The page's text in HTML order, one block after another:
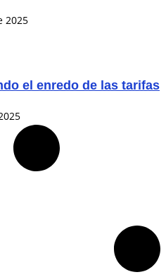
2025
el enredo de las tarifas